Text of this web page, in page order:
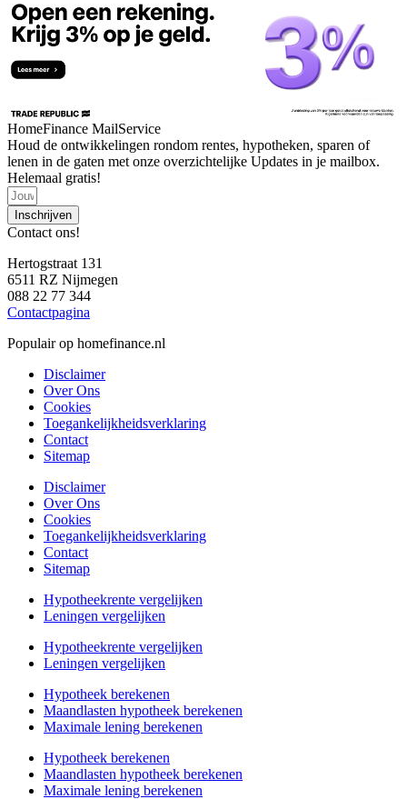
HomeFinance MailService
Houd de ontwikkelingen rondom rentes, hypotheken, sparen of
lenen in de gaten met onze overzichtelijke Updates in je mailbox.
Helemaal gratis!
Inschrijven
Contact ons!
Hertogstraat 131
6511 RZ Nijmegen
088 22 77 344
Contactpagina
Populair op homefinance.nl
Disclaimer
Over Ons
Cookies
Toegankelijkheidsverklaring
Contact
Sitemap
Disclaimer
Over Ons
Cookies
Toegankelijkheidsverklaring
Contact
Sitemap
Hypotheekrente vergelijken
Leningen vergelijken
Hypotheekrente vergelijken
Leningen vergelijken
Hypotheek berekenen
Maandlasten hypotheek berekenen
Maximale lening berekenen
Hypotheek berekenen
Maandlasten hypotheek berekenen
Maximale lening berekenen